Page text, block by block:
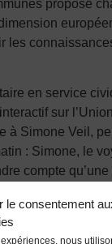
le consentement
nous
propose
les
en service
sur
à Simone Veil,
: Simone, le
compte
des figures
son combat pour